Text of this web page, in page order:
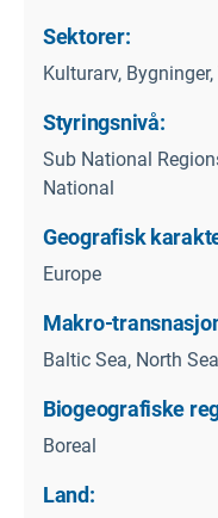
Sektorer:
Kulturarv,
Styringsnivå:
Sub National
National
Geografisk
Europe
Makro-
Baltic Sea, North Sea
Biogeografiske
Boreal
Land: